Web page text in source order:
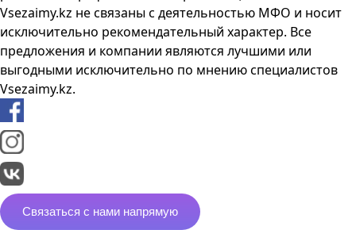
Vsezaimy.kz не связаны с деятельностью МФО и носит
исключительно рекомендательный характер. Все
предложения и компании являются лучшими или
выгодными исключительно по мнению специалистов
Vsezaimy.kz.
Связаться с нами напрямую